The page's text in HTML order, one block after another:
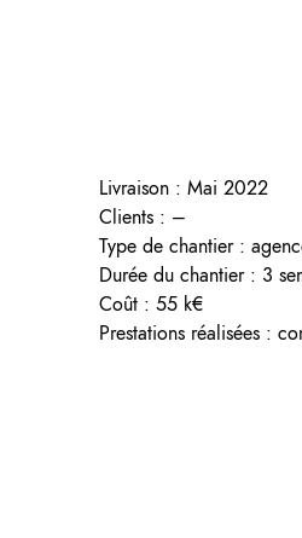
Livraison : Mai 2022
Clients : –
Type de chantier :
Durée du chantier : 3
Coût : 55 k€
Prestations réalisées :